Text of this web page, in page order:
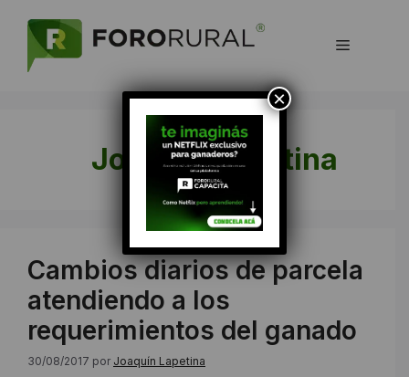
contenido
Menú
Joaquín Lapetina
Cambios diarios de parcela
atendiendo a los
requerimientos del ganado
30/08/2017 por Joaquín Lapetina
×